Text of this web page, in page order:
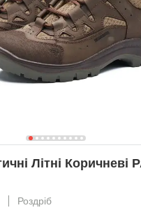
Літні Коричневі
Роздріб